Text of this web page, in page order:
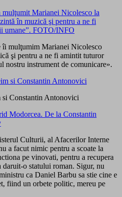
Marianei Nicolesco la
în muzică şi pentru a ne fi
umane”. FOTO/INFO
îi mulţumim Marianei Nicolesco
şi pentru a ne fi amintit tuturor
nostru instrument de comunicare».
Constantin Antonovici
Modorcea. De la Constantin
Culturii, al Afacerilor Interne
a facut nimic pentru a scoate la
pe vinovati, pentru a recupera
o statului roman. Sigur, nu
ca Daniel Barbu sa stie cine e
fiind un orbete politic, mereu pe